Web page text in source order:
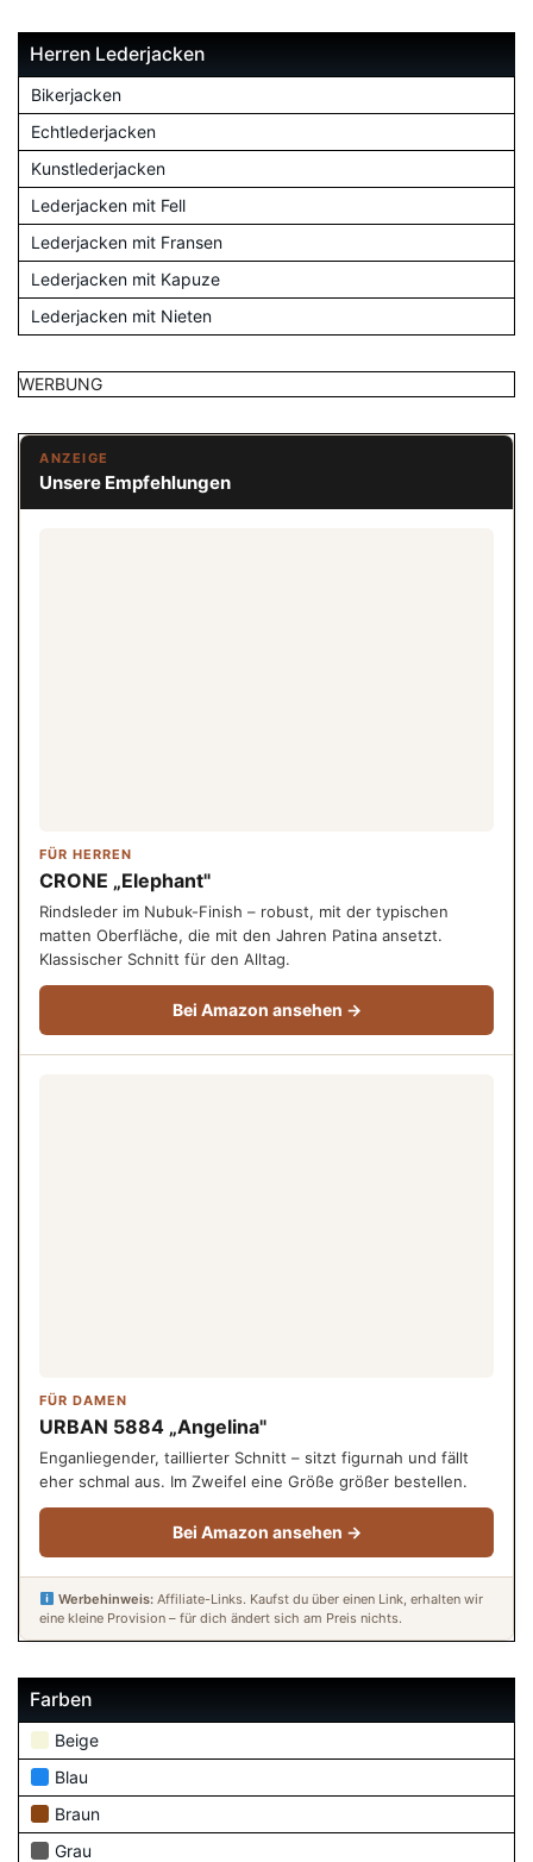
Herren Lederjacken
Bikerjacken
Echtlederjacken
Kunstlederjacken
Lederjacken mit Fell
Lederjacken mit Fransen
Lederjacken mit Kapuze
Lederjacken mit Nieten
WERBUNG
ANZEIGE
Unsere Empfehlungen
FÜR HERREN
CRONE „Elephant"
Rindsleder im Nubuk-Finish – robust, mit der typischen
matten Oberfläche, die mit den Jahren Patina ansetzt.
Klassischer Schnitt für den Alltag.
Bei Amazon ansehen →
FÜR DAMEN
URBAN 5884 „Angelina"
Enganliegender, taillierter Schnitt – sitzt figurnah und fällt
eher schmal aus. Im Zweifel eine Größe größer bestellen.
Bei Amazon ansehen →
Werbehinweis:Affiliate-Links. Kaufst du über einen Link, erhalten wir
eine kleine Provision – für dich ändert sich am Preis nichts.
Farben
Beige
Blau
Braun
Grau